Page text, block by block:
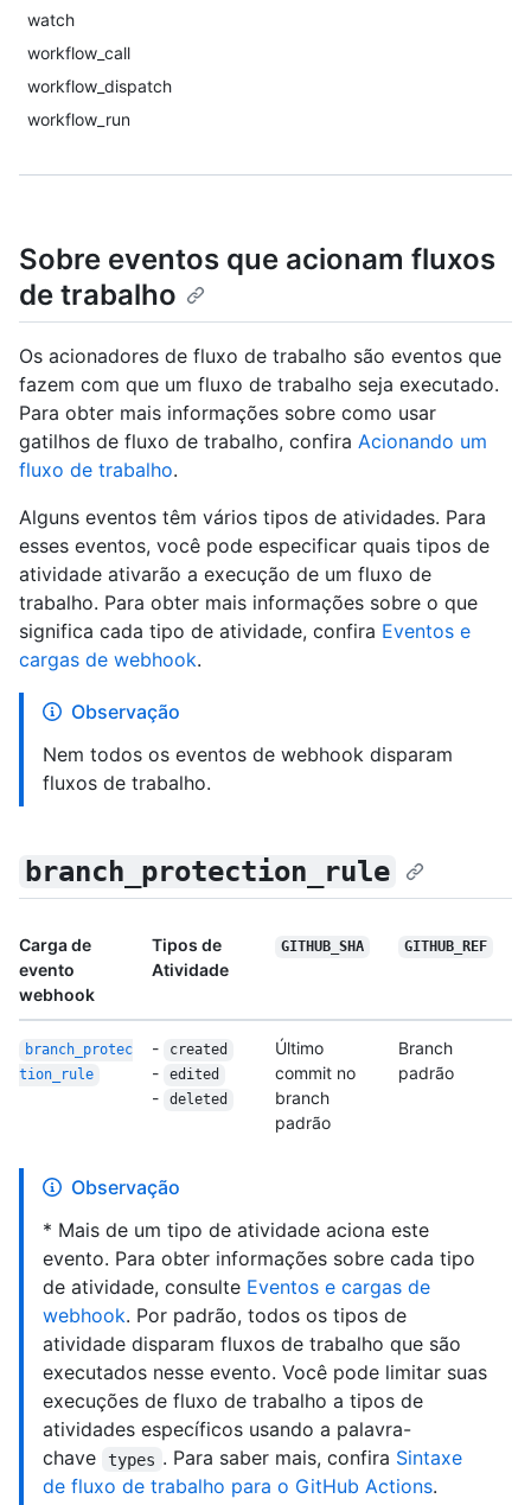
watch
workflow_call
workflow_dispatch
workflow_run
Sobre eventos que acionam fluxos
de trabalho
Os acionadores de fluxo de trabalho são eventos que
fazem com que um fluxo de trabalho seja executado.
Para obter mais informações sobre como usar
gatilhos de fluxo de trabalho, confira Acionando um
fluxo de trabalho.
Alguns eventos têm vários tipos de atividades. Para
esses eventos, você pode especificar quais tipos de
atividade ativarão a execução de um fluxo de
trabalho. Para obter mais informações sobre o que
significa cada tipo de atividade, confira Eventos e
cargas de webhook.
Observação
Nem todos os eventos de webhook disparam
fluxos de trabalho.
branch_protection_rule
Carga de
evento
webhook
Tipos de
Atividade
GITHUB_SHA GITHUB_REF
branch_protec
tion_
rule
- created
- edited
- deleted
Último
commit no
branch
padrão
Branch
padrão
Observação
* Mais de um tipo de atividade aciona este
evento. Para obter informações sobre cada tipo
de atividade, consulte Eventos e cargas de
webhook. Por padrão, todos os tipos de
atividade disparam fluxos de trabalho que são
executados nesse evento. Você pode limitar suas
execuções de fluxo de trabalho a tipos de
atividades específicos usando a palavra-
chave
types . Para saber mais, confira Sintaxe
de fluxo de trabalho para o GitHub Actions.